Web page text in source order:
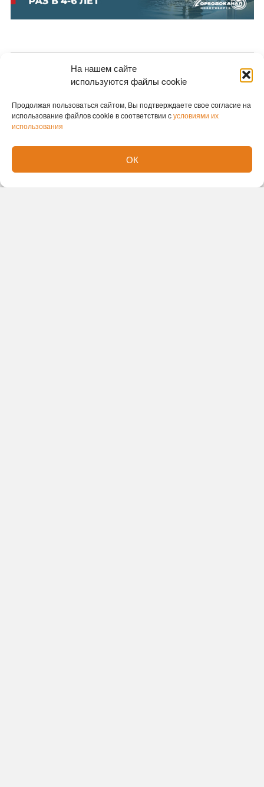
На нашем сайте
используются файлы cookie
Продолжая пользоваться сайтом, Вы подтверждаете свое согласие на
использование файлов cookie в соответствии сусловиями их
использования
ОК
Новости партнеров